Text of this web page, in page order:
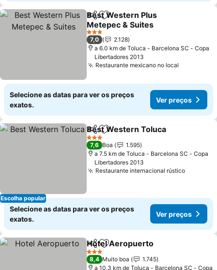
PartilharAdicionar aos favoritos
Best Western Plus
Metepec & Suites
Ver preços
3 Estrelas
7,0
2.128
a 6.0 km de Toluca - Barcelona SC - Copa
Libertadores 2013
Restaurante mexicano no local
Selecione as datas para ver os preços
exatos.
Ver preços
Escolha popular
PartilharAdicionar aos favoritos
Best Western Toluca
3 Estrelas
7,6 Boa
1.595
a 7.5 km de Toluca - Barcelona SC - Copa
Libertadores 2013
Restaurante internacional rústicoVer
Selecione as datas para ver os preços
exatos.
Ver preços
PartilharAdicionar aos favoritos
Hotel Aeropuerto
3 Estrelas
8,4 Muito boa
1.745
a 10.3 km de Toluca - Barcelona SC - Copa